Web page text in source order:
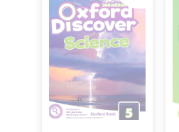
Учебник